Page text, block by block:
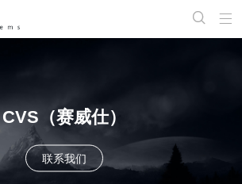


CVS（赛威仕）
联系我们